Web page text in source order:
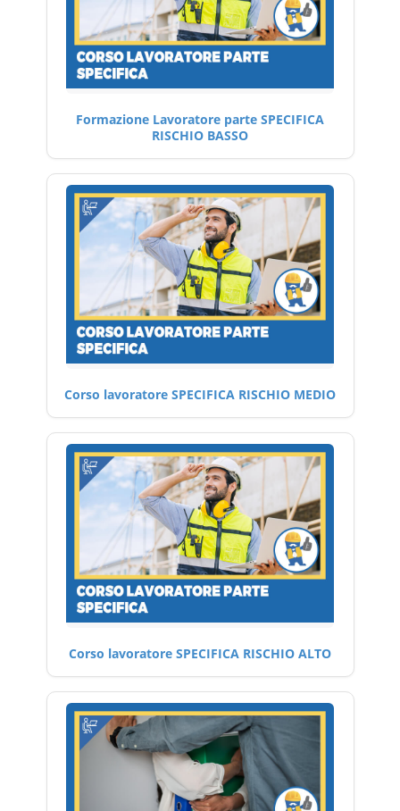
Formazione Lavoratore parte SPECIFICA
RISCHIO BASSO
Corso lavoratore SPECIFICA RISCHIO MEDIO
Corso lavoratore SPECIFICA RISCHIO ALTO